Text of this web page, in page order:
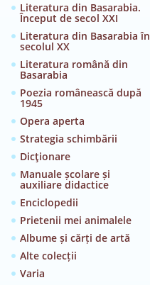
Literatura din Basarabia.
Început de secol XXI
Literatura din Basarabia în
secolul XX
Literatura română din
Basarabia
Poezia românească după
1945
Opera aperta
Strategia schimbării
Dicţionare
Manuale școlare și
auxiliare didactice
Enciclopedii
Prietenii mei animalele
Albume și cărți de artă
Alte colecții
Varia